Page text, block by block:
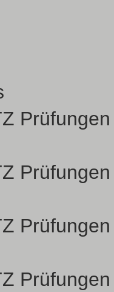
Prüfungen
Prüfungen
Prüfungen
Prüfungen